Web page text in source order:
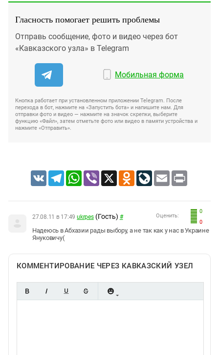
Гласность помогает решить проблемы
Отправь сообщение, фото и видео через бот
«Кавказского узла» в Telegram
Мобильная форма
Кнопка работает при установленном приложении Telegram. После
перехода в бот, нажмите на «Запустить бота» и напишите нам. Для
отправки фото и видео — нажмите на значок скрепки, выберите
функцию «Файл», затем отметьте фото или видео в памяти устройства и
нажмите «Отправить».
VK TelegramWhatsApp
Viber X Odnoklassniki
LiveJournal
Email Print
0
0
Оценить:
27.08.11 в 17:49 ukrpes (Гость) #
Надеюсь в Абхазии рады выбору, а не так как у нас в Украине
Януковичу(
КОММЕНТИРОВАНИЕ ЧЕРЕЗ КАВКАЗСКИЙ УЗЕЛ